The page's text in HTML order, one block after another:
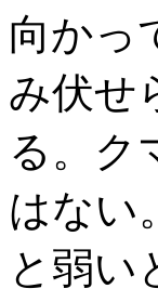
向かっ
み伏せ
る。ク
はない
と弱い